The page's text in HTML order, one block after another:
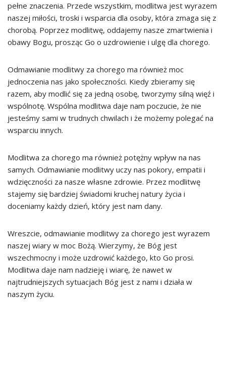
pełne znaczenia. Przede wszystkim, modlitwa jest wyrazem
naszej miłości, troski i wsparcia dla osoby, która zmaga się z
chorobą. Poprzez modlitwę, oddajemy nasze zmartwienia i
obawy Bogu, prosząc Go o uzdrowienie i ulgę dla chorego.
Odmawianie modlitwy za chorego ma również moc
jednoczenia nas jako społeczności. Kiedy zbieramy się
razem, aby modlić się za jedną osobę, tworzymy silną więź i
wspólnotę. Wspólna modlitwa daje nam poczucie, że nie
jesteśmy sami w trudnych chwilach i że możemy polegać na
wsparciu innych.
Modlitwa za chorego ma również potężny wpływ na nas
samych. Odmawianie modlitwy uczy nas pokory, empatii i
wdzięczności za nasze własne zdrowie. Przez modlitwę
stajemy się bardziej świadomi kruchej natury życia i
doceniamy każdy dzień, który jest nam dany.
Wreszcie, odmawianie modlitwy za chorego jest wyrazem
naszej wiary w moc Bożą. Wierzymy, że Bóg jest
wszechmocny i może uzdrowić każdego, kto Go prosi.
Modlitwa daje nam nadzieję i wiarę, że nawet w
najtrudniejszych sytuacjach Bóg jest z nami i działa w
naszym życiu.